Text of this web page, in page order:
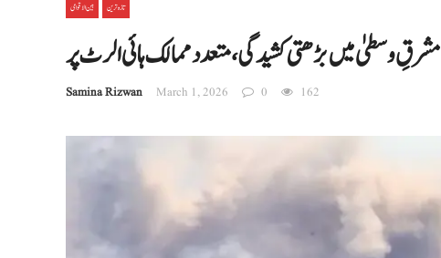
بین الا قوامی تازہ ترین
مشرقِ وسطیٰ میں بڑھتی کشیدگی، متعدد ممالک ہائی الرٹ پر
Samina Rizwan March 1, 2026 0 162